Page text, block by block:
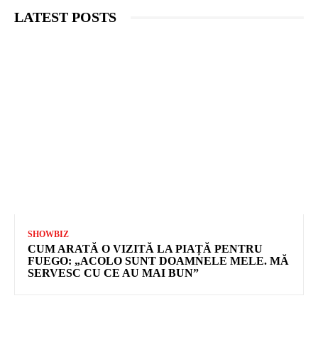
LATEST POSTS
SHOWBIZ
CUM ARATĂ O VIZITĂ LA PIAȚĂ PENTRU
FUEGO: „ACOLO SUNT DOAMNELE MELE. MĂ
SERVESC CU CE AU MAI BUN”